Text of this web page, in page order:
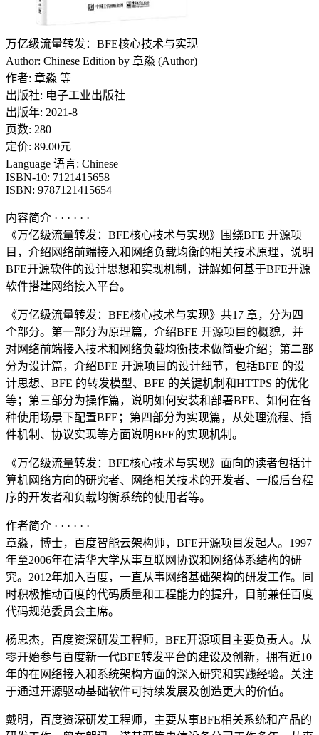
万亿级流量转发：BFE核心技术与实现
Author: Chinese Edition by 章淼 (Author)
作者: 章淼 等
出版社: 电子工业出版社
出版年: 2021-8
页数: 280
定价: 89.00元
Language 语言: Chinese
ISBN-10: 7121415658
ISBN: 9787121415654
内容简介 · · · · · ·
《万亿级流量转发：BFE核心技术与实现》围绕BFE 开源项
目，介绍网络前端接入和网络负载均衡的相关技术原理，说明
BFE开源软件的设计思想和实现机制，讲解如何基于BFE开源
软件搭建网络接入平台。
《万亿级流量转发：BFE核心技术与实现》共17 章，分为四
个部分。第一部分为原理篇，介绍BFE 开源项目的概貌，并
对网络前端接入技术和网络负载均衡技术做简要介绍；第二部
分为设计篇，介绍BFE 开源项目的设计细节，包括BFE 的设
计思想、BFE 的转发模型、BFE 的关键机制和HTTPS 的优化
等；第三部分为操作篇，说明如何安装和部署BFE、如何在各
种使用场景下配置BFE；第四部分为实现篇，从处理流程、插
件机制、协议实现等方面说明BFE的实现机制。
《万亿级流量转发：BFE核心技术与实现》面向的读者包括计
算机网络方向的研究者、网络相关技术的开发者、一般后台程
序的开发者和负载均衡系统的使用者等。
作者简介 · · · · · ·
章淼，博士，百度智能云架构师，BFE开源项目发起人。1997
年至2006年在清华大学从事互联网协议和网络体系结构的研
究。2012年加入百度，一直从事网络基础架构的研发工作。同
时积极推动百度的代码质量和工程能力的提升，目前兼任百度
代码规范委员会主席。
杨思杰，百度资深研发工程师，BFE开源项目主要负责人。从
零开始参与百度新一代BFE转发平台的建设及创新，拥有近10
年的在网络接入和系统架构方面的深入研究和实践经验。关注
于通过开源驱动基础软件可持续发展及创造更大的价值。
戴明，百度资深研发工程师，主要从事BFE相关系统和产品的